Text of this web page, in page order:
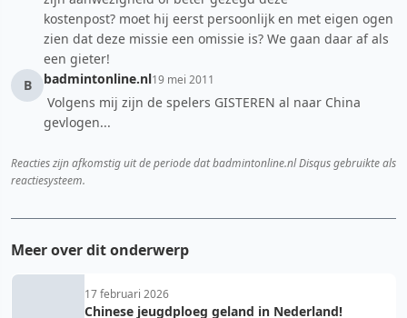
kostenpost? moet hij eerst persoonlijk en met eigen ogen
zien dat deze missie een omissie is? We gaan daar af als
een gieter!
B
badmintonline.nl19 mei 2011
Volgens mij zijn de spelers GISTEREN al naar China
gevlogen...
Reacties zijn afkomstig uit de periode dat badmintonline.nl Disqus gebruikte als
reactiesysteem.
Meer over dit onderwerp
17 februari 2026
Chinese jeugdploeg geland in Nederland!